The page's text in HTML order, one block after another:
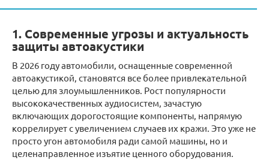
1. Современные угрозы и актуальность
защиты автоакустики
В 2026 году автомобили, оснащенные современной
автоакустикой, становятся все более привлекательной
целью для злоумышленников. Рост популярности
высококачественных аудиосистем, зачастую
включающих дорогостоящие компоненты, напрямую
коррелирует с увеличением случаев их кражи. Это уже не
просто угон автомобиля ради самой машины, но и
целенаправленное изъятие ценного оборудования.